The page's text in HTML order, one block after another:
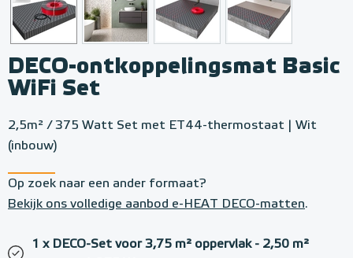
DECO-ontkoppelingsmat Basic
WiFi Set
2,5m² / 375 Watt Set met ET44-thermostaat | Wit
(inbouw)
Op zoek naar een ander formaat?
Bekijk ons volledige aanbod e-HEAT DECO-matten.
1 x DECO-Set voor 3,75 m² oppervlak - 2,50 m²